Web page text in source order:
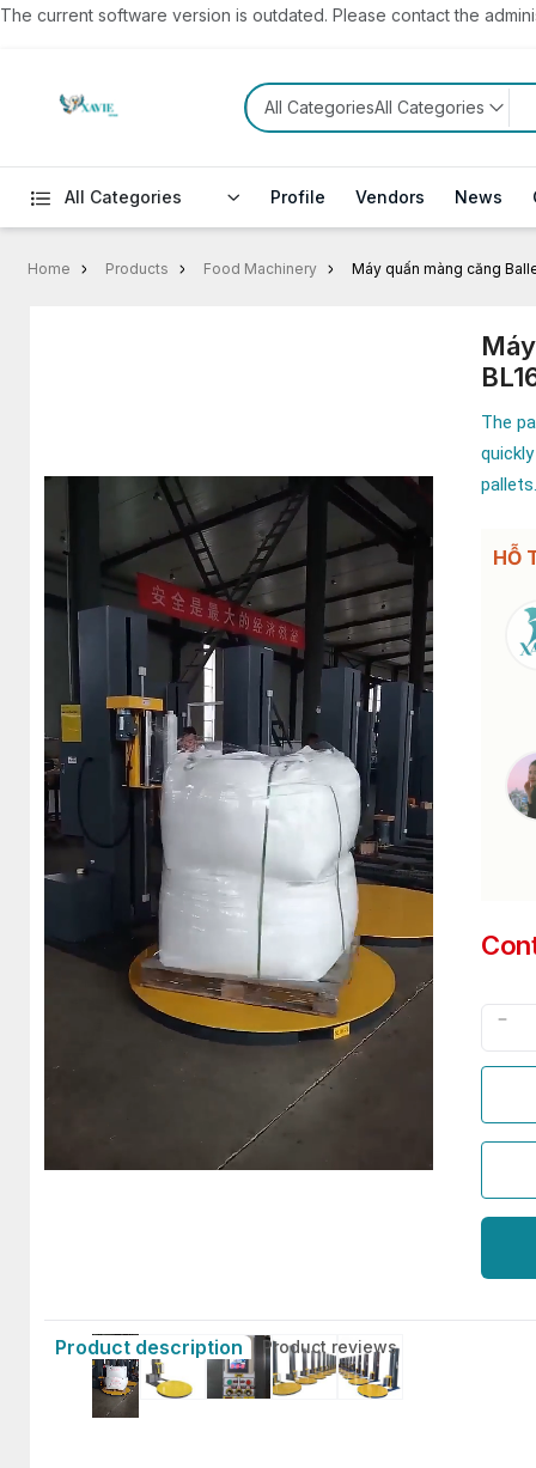
The current software version is outdated. Please contact the
All CategoriesAll Categories
All Categories Profile Vendors News
Home Products Food Machinery Máy quấn màng căng
The
HỖ
Product description Product reviews